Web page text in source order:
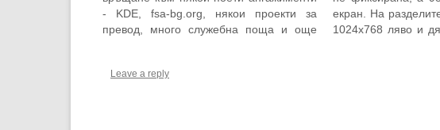
- KDE, fsa-bg.org, някои проекти за
превод, много служебна поща и още
bg.org, но пък май съм нарочен за
екран. На
1024х768 ляво и
Leave a reply